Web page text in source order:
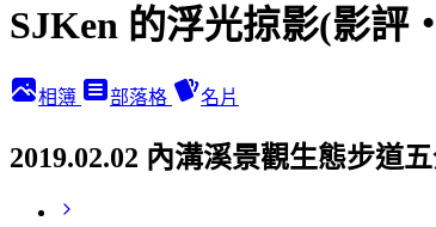
SJKen 的浮光掠影(影
相簿 部落格 名片
2019.02.02 內溝溪景觀生態步道